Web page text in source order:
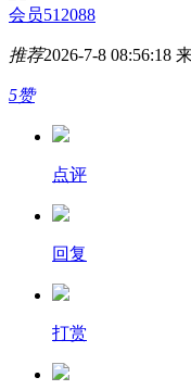
会员512088
推荐2026-7-8 08:56:18
5赞
点评
回复
打赏